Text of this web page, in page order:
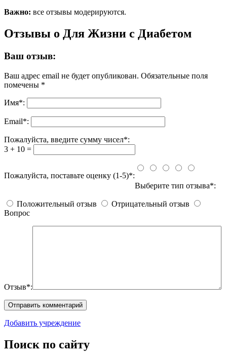
Важно: все отзывы модерируются.
Отзывы о Для Жизни с Диабетом
Ваш отзыв:
Ваш адрес email не будет опубликован. Обязательные поля
помечены *
Имя*:
Email*:
Пожалуйста, введите сумму чисел*:
3 + 10 =
Пожалуйста, поставьте оценку (1-5)*:
Выберите тип отзыва*:
Положительный отзыв
Отрицательный отзыв
Вопрос
Отзыв*:
Добавить учреждение
Поиск по сайту